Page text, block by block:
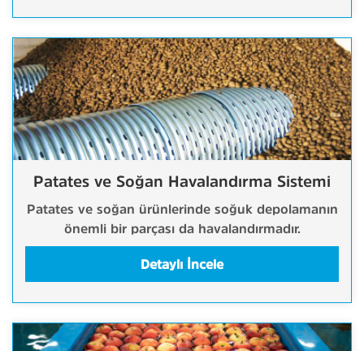
Patates ve Soğan Havalandırma Sistemi
Patates ve soğan ürünlerinde soğuk depolamanın
önemli bir parçası da havalandırmadır.
Detaylı İncele